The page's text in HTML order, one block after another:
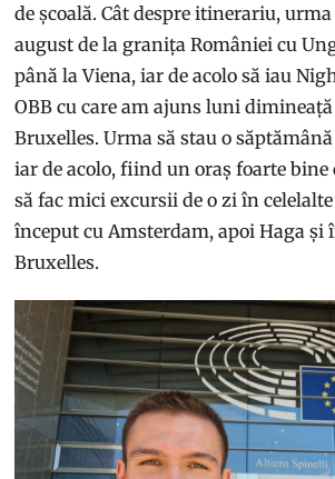
de școală. Cât despre itinerariu,
august de la granița României cu
până la Viena, iar de acolo să iau
OBB cu care am ajuns luni
Bruxelles. Urma să stau o
iar de acolo, fiind un oraș foarte bine
să fac mici excursii de o zi în celelalte
început cu Amsterdam, apoi Haga și
Bruxelles.